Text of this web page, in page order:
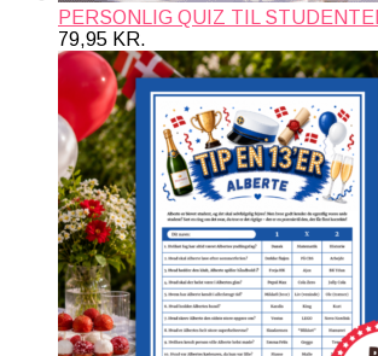
PERSONLIG QUIZ TIL
79,95 KR.